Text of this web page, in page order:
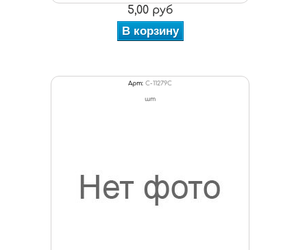
5,00 руб
В корзину
Арт: C-11279С
шт